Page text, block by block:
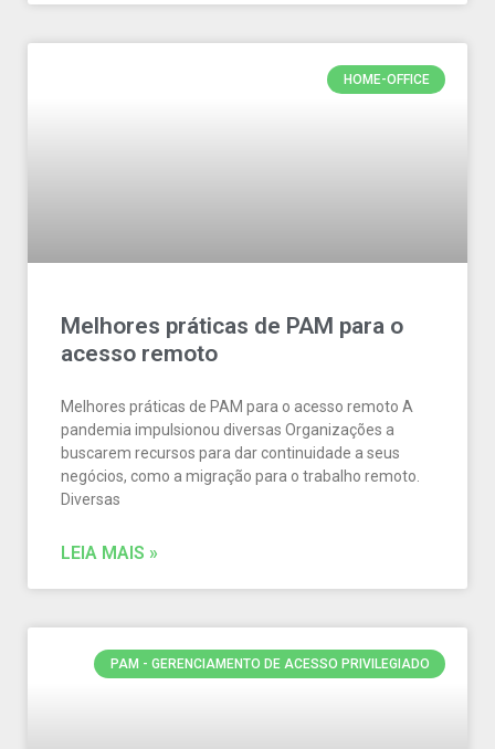
HOME-OFFICE
Melhores práticas de PAM para o
acesso remoto
Melhores práticas de PAM para o acesso remoto A
pandemia impulsionou diversas Organizações a
buscarem recursos para dar continuidade a seus
negócios, como a migração para o trabalho remoto.
Diversas
LEIA MAIS »
PAM - GERENCIAMENTO DE ACESSO PRIVILEGIADO